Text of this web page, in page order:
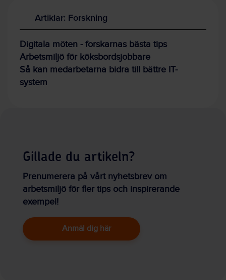
Artiklar: Forskning
Digitala möten - forskarnas bästa tips
Arbetsmiljö för köksbordsjobbare
Så kan medarbetarna bidra till bättre IT-
system
Gillade du artikeln?
Prenumerera på vårt nyhetsbrev om
arbetsmiljö för fler tips och inspirerande
exempel!
Anmäl dig här